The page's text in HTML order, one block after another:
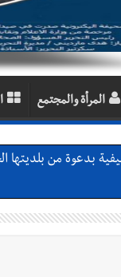
المرأة والمجتمع
أدهم شلهوب وبرنامج حافل وسهرات
النهائية للدرجة
قانون كان قدمه